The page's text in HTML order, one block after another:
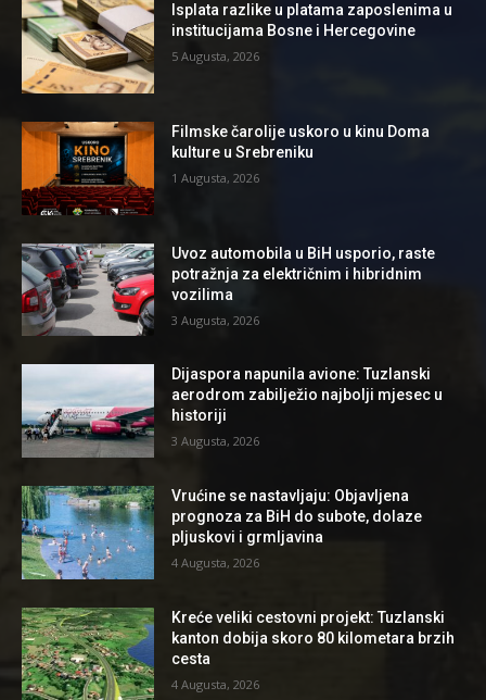
Isplata razlike u platama zaposlenima u
institucijama Bosne i Hercegovine
5 Augusta, 2026
Filmske čarolije uskoro u kinu Doma
kulture u Srebreniku
1 Augusta, 2026
Uvoz automobila u BiH usporio, raste
potražnja za električnim i hibridnim
vozilima
3 Augusta, 2026
Dijaspora napunila avione: Tuzlanski
aerodrom zabilježio najbolji mjesec u
historiji
3 Augusta, 2026
Vrućine se nastavljaju: Objavljena
prognoza za BiH do subote, dolaze
pljuskovi i grmljavina
4 Augusta, 2026
Kreće veliki cestovni projekt: Tuzlanski
kanton dobija skoro 80 kilometara brzih
cesta
4 Augusta, 2026